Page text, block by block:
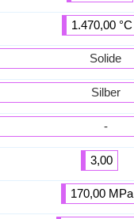
1.470,00 °C
Solide
Silber
-
3,00
170,00 MPa